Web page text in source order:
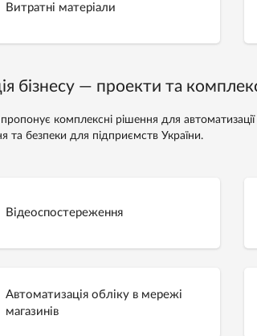
Витратні матеріали
бізнесу — проекти та
комплексні рішення для автоматизації
та безпеки для підприємств України.
Відеоспостереження
Автоматизація обліку в мережі
магазинів